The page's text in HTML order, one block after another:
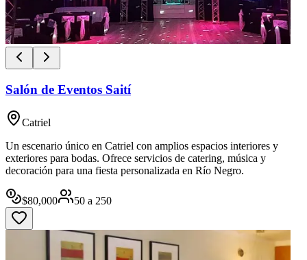
Salón de Eventos Saití
Catriel
Un escenario único en Catriel con amplios espacios interiores y
exteriores para bodas. Ofrece servicios de catering, música y
decoración para una fiesta personalizada en Río Negro.
$80,000 50 a 250